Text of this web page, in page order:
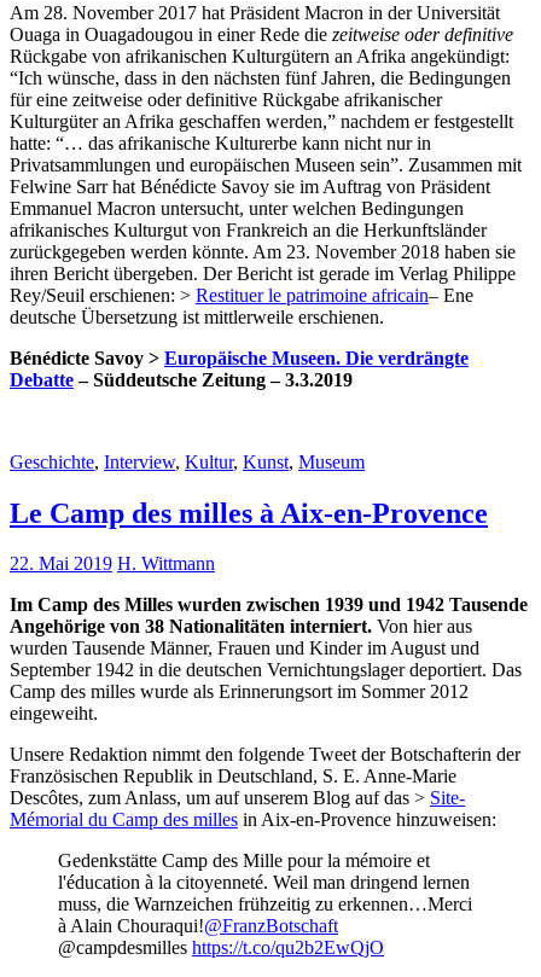
Am 28. November 2017 hat Präsident Macron in der Universität
Ouaga in Ouagadougou in einer Rede die zeitweise oder definitive
Rückgabe von afrikanischen Kulturgütern an Afrika angekündigt:
“Ich wünsche, dass in den nächsten fünf Jahren, die Bedingungen
für eine zeitweise oder definitive Rückgabe afrikanischer
Kulturgüter an Afrika geschaffen werden,” nachdem er festgestellt
hatte: “… das afrikanische Kulturerbe kann nicht nur in
Privatsammlungen und europäischen Museen sein”. Zusammen mit
Felwine Sarr hat Bénédicte Savoy sie im Auftrag von Präsident
Emmanuel Macron untersucht, unter welchen Bedingungen
afrikanisches Kulturgut von Frankreich an die Herkunftsländer
zurückgegeben werden könnte. Am 23. November 2018 haben sie
ihren Bericht übergeben. Der Bericht ist gerade im Verlag Philippe
Rey/Seuil erschienen: > Restituer le patrimoine africain– Ene
deutsche Übersetzung ist mittlerweile erschienen.
Bénédicte Savoy > Europäische Museen. Die verdrängte
Debatte– Süddeutsche Zeitung – 3.3.2019
Geschichte, Interview, Kultur, Kunst, Museum
Le Camp des milles à Aix-en-Provence
22. Mai 2019 H. Wittmann
Im Camp des Milles wurden zwischen 1939 und 1942 Tausende
Angehörige von 38 Nationalitäten interniert. Von hier aus
wurden Tausende Männer, Frauen und Kinder im August und
September 1942 in die deutschen Vernichtungslager deportiert. Das
Camp des milles wurde als Erinnerungsort im Sommer 2012
eingeweiht.
Unsere Redaktion nimmt den folgende Tweet der Botschafterin der
Französischen Republik in Deutschland, S. E. Anne-Marie
Descôtes, zum Anlass, um auf unserem Blog auf das > Site-
Mémorial du Camp des milles in Aix-en-Provence hinzuweisen:
Gedenkstätte Camp des Mille pour la mémoire et
l'éducation à la citoyenneté. Weil man dringend lernen
muss, die Warnzeichen frühzeitig zu erkennen…Merci
à Alain Chouraqui!@FranzBotschaft
@campdesmilles https://t.co/qu2b2EwQjO